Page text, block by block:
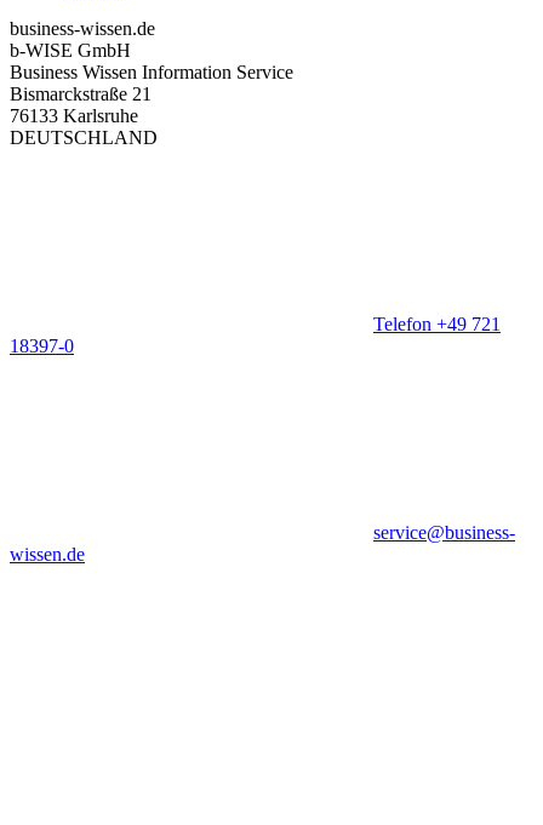
business-wissen.de
b-WISE GmbH
Business Wissen Information Service
Bismarckstraße 21
76133 Karlsruhe
DEUTSCHLAND
Telefon +49 721
18397-0
service@business-
wissen.de